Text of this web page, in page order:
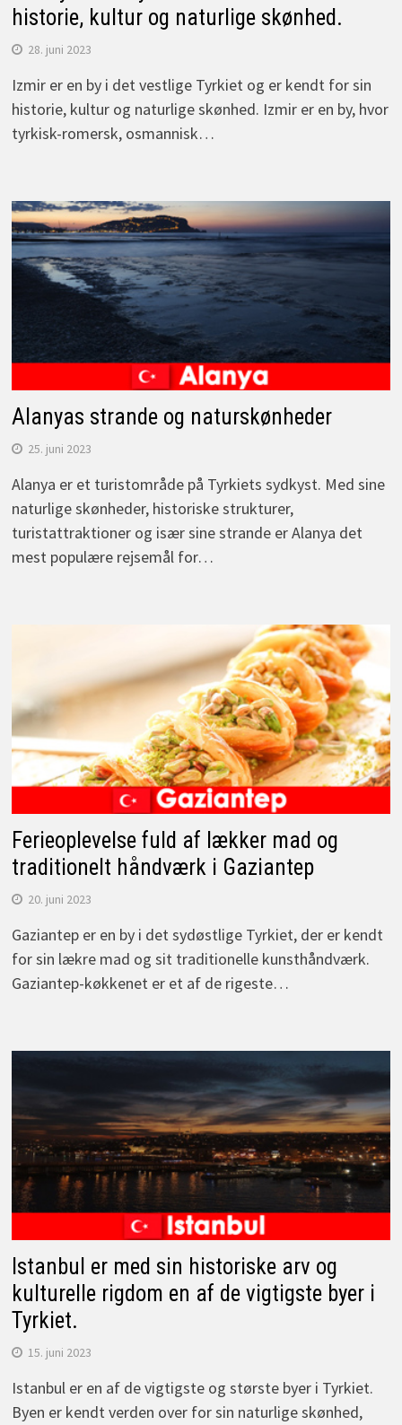
historie, kultur og naturlige skønhed.
28. juni 2023
Izmir er en by i det vestlige Tyrkiet og er kendt for sin
historie, kultur og naturlige skønhed. Izmir er en by, hvor
tyrkisk-romersk, osmannisk…
Alanyas strande og naturskønheder
25. juni 2023
Alanya er et turistområde på Tyrkiets sydkyst. Med sine
naturlige skønheder, historiske strukturer,
turistattraktioner og især sine strande er Alanya det
mest populære rejsemål for…
Ferieoplevelse fuld af lækker mad og
traditionelt håndværk i Gaziantep
20. juni 2023
Gaziantep er en by i det sydøstlige Tyrkiet, der er kendt
for sin lækre mad og sit traditionelle kunsthåndværk.
Gaziantep-køkkenet er et af de rigeste…
Istanbul er med sin historiske arv og
kulturelle rigdom en af de vigtigste byer i
Tyrkiet.
15. juni 2023
Istanbul er en af de vigtigste og største byer i Tyrkiet.
Byen er kendt verden over for sin naturlige skønhed,